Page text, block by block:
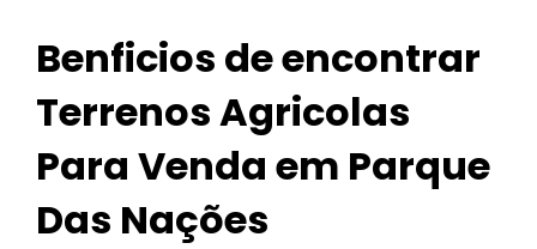
Benficios de encontrar
Terrenos Agricolas
Para Venda em Parque
Das Nações